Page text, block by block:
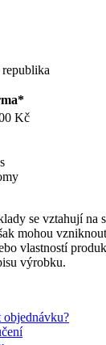
Kč
se vztahují na
mohou
vlastností
výrobku.
objednávku?